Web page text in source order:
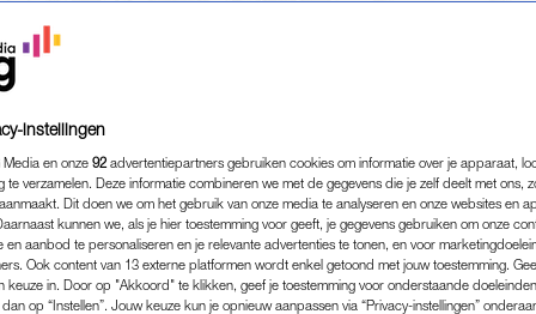
EVEN WEG| EROPUIT
instellingen
en onze 92 advertentiepartners gebruiken cookies om informatie over je apparaat,
te verzamelen. Deze informatie combineren we met de gegevens die je zelf deelt met ons,
Dit doen we om het gebruik van onze media te analyseren en onze websites en
kunnen we, als je hier toestemming voor geeft, je gegevens gebruiken om onze
en aanbod te personaliseren en je relevante advertenties te tonen, en voor
Ook content van 13 externe platformen wordt enkel getoond met jouw toestemming.
keuze in. Door op "Akkoord" te klikken, geef je toestemming voor onderstaande
op “Instellen”. Jouw keuze kun je opnieuw aanpassen via “Privacy-instellingen”